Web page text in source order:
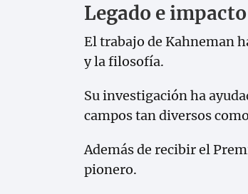
Legado e impacto
El trabajo de Kahneman
y la filosofía.
Su investigación ha
campos tan diversos
Además de recibir el
pionero.